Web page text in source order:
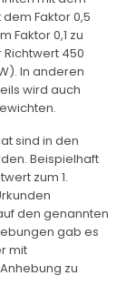
Faktor 0,5
Faktor 0,1 zu
450
In anderen
wird auch
sind in den
Beispielhaft
zum 1.
den genannten
gab es
mit
zu